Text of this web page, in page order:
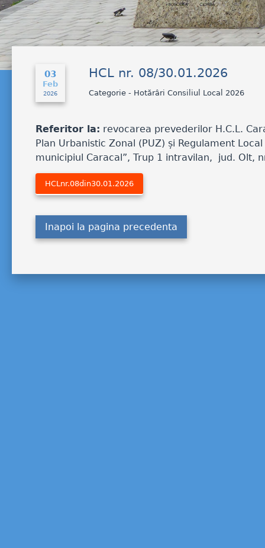
03
Feb
2026
HCL nr. 08/30.01.2026
Categorie - Hotărâri Consiliul Local 2026
Referitor la: revocarea prevederilor H.C.L.
Plan Urbanistic Zonal (PUZ) și Regulament
municipiul Caracal”, Trup 1 intravilan, jud. Olt,
HCLnr.08din30.01.2026
Inapoi la pagina precedenta